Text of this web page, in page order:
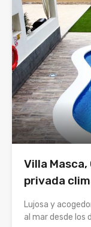
Villa
privada
Lujosa y
al mar desde los